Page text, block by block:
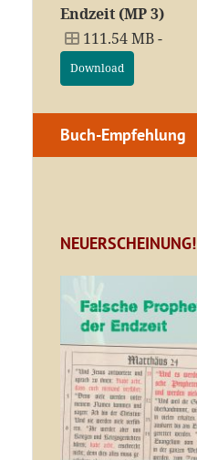
Endzeit (MP 3)
111.54 MB -
Download
Buch-Empfehlung
NEUERSCHEINUNG!